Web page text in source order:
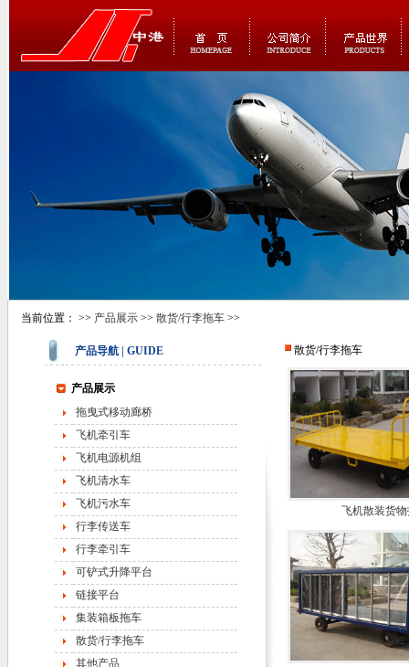
当前位置： >> 产品展示>> 散货/行李拖车>>
产品导航 | GUIDE 散货/行李拖车
飞机散装货
产品展示
拖曳式移动廊桥
飞机牵引车
飞机电源机组
飞机清水车
飞机污水车
行李传送车
行李牵引车
可铲式升降平台
链接平台
集装箱板拖车
散货/行李拖车
其他产品